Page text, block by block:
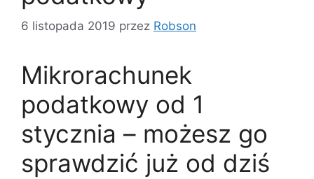
6 listopada 2019 przez Robson
Mikrorachunek
podatkowy od 1
stycznia – możesz go
sprawdzić już od dziś